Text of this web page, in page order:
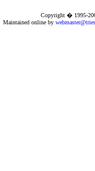
Copyright � 1995-
Maintained online by